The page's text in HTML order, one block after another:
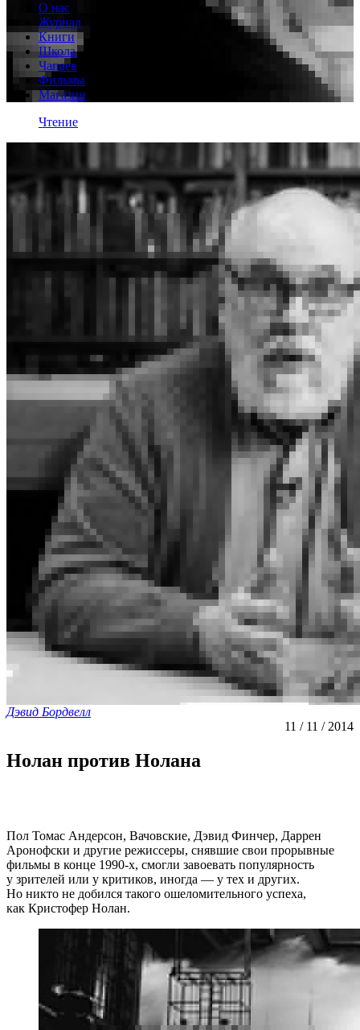
О нас
Журнал
Книги
Школа
Чапаев
Фильмы
Магазин
Чтение
Дэвид Бордвелл
11 / 11 / 2014
Нолан против Нолана
Пол Томас Андерсон, Вачовские, Дэвид Финчер, Даррен
Аронофски и другие режиссеры, снявшие свои прорывные
фильмы в конце 1990-х, смогли завоевать популярность
у зрителей или у критиков, иногда — у тех и других.
Но никто не добился такого ошеломительного успеха,
как Кристофер Нолан.